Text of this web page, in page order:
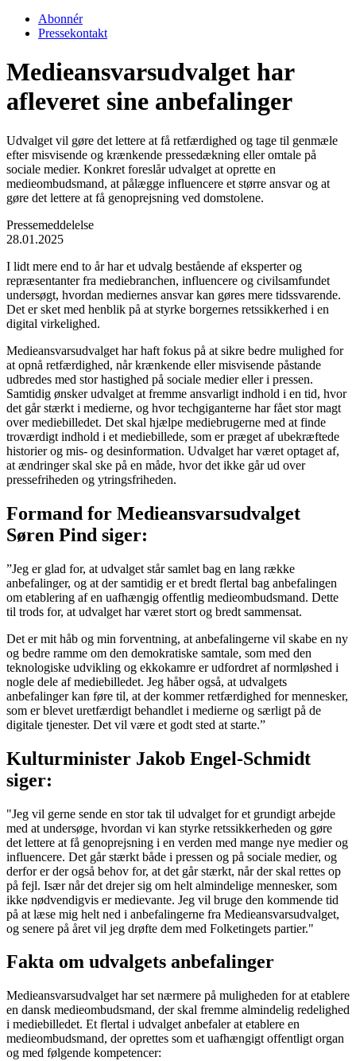
Abonnér
Pressekontakt
Medieansvarsudvalget har
afleveret sine anbefalinger
Udvalget vil gøre det lettere at få retfærdighed og tage til genmæle
efter misvisende og krænkende pressedækning eller omtale på
sociale medier. Konkret foreslår udvalget at oprette en
medieombudsmand, at pålægge influencere et større ansvar og at
gøre det lettere at få genoprejsning ved domstolene.
Pressemeddelelse
28.01.2025
I lidt mere end to år har et udvalg bestående af eksperter og
repræsentanter fra mediebranchen, influencere og civilsamfundet
undersøgt, hvordan mediernes ansvar kan gøres mere tidssvarende.
Det er sket med henblik på at styrke borgernes retssikkerhed i en
digital virkelighed.
Medieansvarsudvalget har haft fokus på at sikre bedre mulighed for
at opnå retfærdighed, når krænkende eller misvisende påstande
udbredes med stor hastighed på sociale medier eller i pressen.
Samtidig ønsker udvalget at fremme ansvarligt indhold i en tid, hvor
det går stærkt i medierne, og hvor techgiganterne har fået stor magt
over mediebilledet. Det skal hjælpe mediebrugerne med at finde
troværdigt indhold i et mediebillede, som er præget af ubekræftede
historier og mis- og desinformation. Udvalget har været optaget af,
at ændringer skal ske på en måde, hvor det ikke går ud over
pressefriheden og ytringsfriheden.
Formand for Medieansvarsudvalget
Søren Pind siger:
”Jeg er glad for, at udvalget står samlet bag en lang række
anbefalinger, og at der samtidig er et bredt flertal bag anbefalingen
om etablering af en uafhængig offentlig medieombudsmand. Dette
til trods for, at udvalget har været stort og bredt sammensat.
Det er mit håb og min forventning, at anbefalingerne vil skabe en ny
og bedre ramme om den demokratiske samtale, som med den
teknologiske udvikling og ekkokamre er udfordret af normløshed i
nogle dele af mediebilledet. Jeg håber også, at udvalgets
anbefalinger kan føre til, at der kommer retfærdighed for mennesker,
som er blevet uretfærdigt behandlet i medierne og særligt på de
digitale tjenester. Det vil være et godt sted at starte.”
Kulturminister Jakob Engel-Schmidt
siger:
"Jeg vil gerne sende en stor tak til udvalget for et grundigt arbejde
med at undersøge, hvordan vi kan styrke retssikkerheden og gøre
det lettere at få genoprejsning i en verden med mange nye medier og
influencere. Det går stærkt både i pressen og på sociale medier, og
derfor er der også behov for, at det går stærkt, når der skal rettes op
på fejl. Især når det drejer sig om helt almindelige mennesker, som
ikke nødvendigvis er medievante. Jeg vil bruge den kommende tid
på at læse mig helt ned i anbefalingerne fra Medieansvarsudvalget,
og senere på året vil jeg drøfte dem med Folketingets partier."
Fakta om udvalgets anbefalinger
Medieansvarsudvalget har set nærmere på muligheden for at etablere
en dansk medieombudsmand, der skal fremme almindelig redelighed
i mediebilledet. Et flertal i udvalget anbefaler at etablere en
medieombudsmand, der oprettes som et uafhængigt offentligt organ
og med følgende kompetencer: